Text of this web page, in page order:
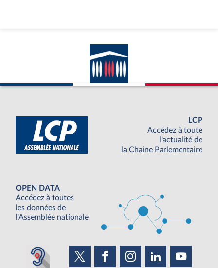
LCP
Accédez à toute
l'actualité de
la Chaine Parlementaire
OPEN DATA
Accédez à toutes
les données de
l'Assemblée nationale